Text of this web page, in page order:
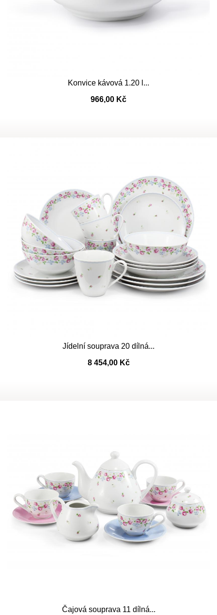
Konvice kávová 1.20 l...
966,00 Kč
Jídelní souprava 20 dílná...
8 454,00 Kč
Čajová souprava 11 dílná...